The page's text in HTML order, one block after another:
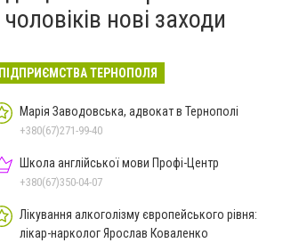
чоловіків нові заходи
ПІДПРИЄМСТВА ТЕРНОПОЛЯ
Марія Заводовська, адвокат в Тернополі
+380(67)271-99-40
Школа англійської мови Профі-Центр
+380(67)350-04-07
Лікування алкоголізму європейського рівня:
лікар-нарколог Ярослав Коваленко